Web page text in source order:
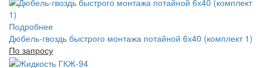
Подробнее
Дюбель-гвоздь быстрого монтажа потайной 6х40 (комплект 1)
По запросу